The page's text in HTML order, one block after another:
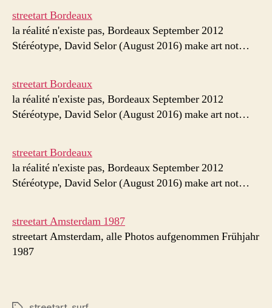
streetart Bordeaux
la réalité n'existe pas, Bordeaux September 2012
Stéréotype, David Selor (August 2016) make art not…
streetart Bordeaux
la réalité n'existe pas, Bordeaux September 2012
Stéréotype, David Selor (August 2016) make art not…
streetart Bordeaux
la réalité n'existe pas, Bordeaux September 2012
Stéréotype, David Selor (August 2016) make art not…
streetart Amsterdam 1987
streetart Amsterdam, alle Photos aufgenommen Frühjahr
1987